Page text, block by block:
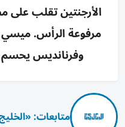
مرفوعة الرأس.
وفرنانديس
متابعات: